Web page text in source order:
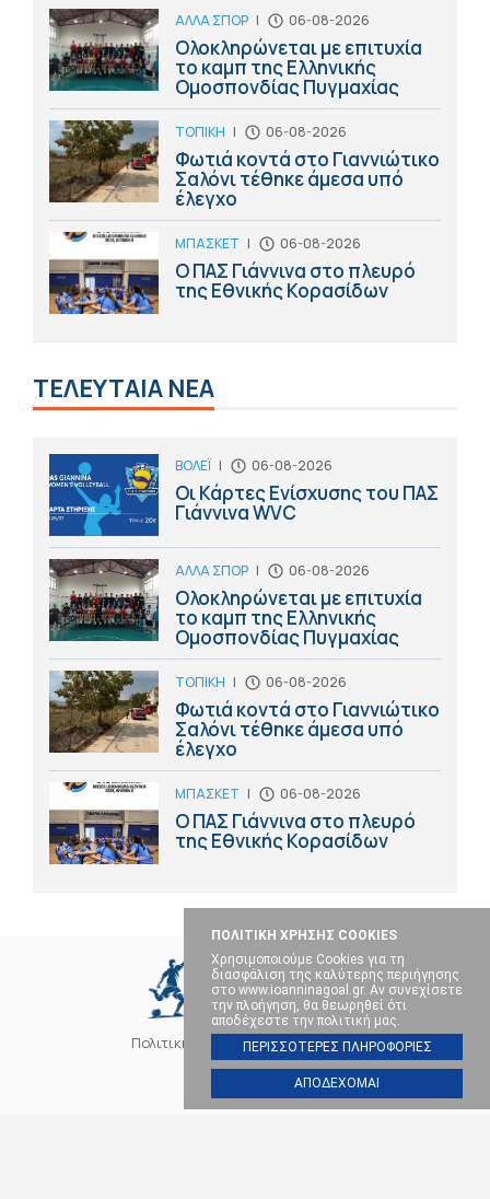
ΠΟΛΙΤΙΚΗ ΧΡΗΣΗΣ COOKIES
Χρησιμοποιούμε Cookies για τη
διασφάλιση της καλύτερης περιήγησης
στο www.ioanninagoal.gr. Αν συνεχίσετε
την πλοήγηση, θα θεωρηθεί ότι
αποδέχεστε την πολιτική μας.
ΠΕΡΙΣΣΟΤΕΡΕΣ ΠΛΗΡΟΦΟΡΙΕΣ
ΑΠΟΔΕΧΟΜΑΙ
ΑΛΛΑ ΣΠΟΡ | 06-08-2026
Ολοκληρώνεται με επιτυχία
το καμπ της Ελληνικής
Ομοσπονδίας Πυγμαχίας
ΤΟΠΙΚΗ | 06-08-2026
Φωτιά κοντά στο Γιαννιώτικο
Σαλόνι τέθηκε άμεσα υπό
έλεγχο
ΜΠΑΣΚΕΤ | 06-08-2026
Ο ΠΑΣ Γιάννινα στο πλευρό
της Εθνικής Κορασίδων
ΤΕΛΕΥΤΑΙΑ ΝΕΑ
ΒΟΛΕΪ | 06-08-2026
Οι Κάρτες Ενίσχυσης του ΠΑΣ
Γιάννινα WVC
ΑΛΛΑ ΣΠΟΡ | 06-08-2026
Ολοκληρώνεται με επιτυχία
το καμπ της Ελληνικής
Ομοσπονδίας Πυγμαχίας
ΤΟΠΙΚΗ | 06-08-2026
Φωτιά κοντά στο Γιαννιώτικο
Σαλόνι τέθηκε άμεσα υπό
έλεγχο
ΜΠΑΣΚΕΤ | 06-08-2026
Ο ΠΑΣ Γιάννινα στο πλευρό
της Εθνικής Κορασίδων
Πολιτική Cookies Επικοινωνία
SOCIAL MEDIA